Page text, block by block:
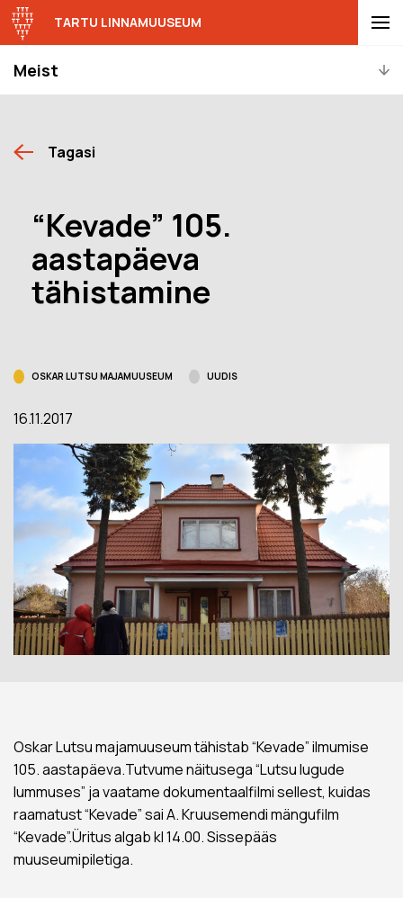
Meist
TARTU LINNAMUUSEUM
Tagasi
“Kevade” 105.
aastapäeva
tähistamine
OSKAR LUTSU MAJAMUUSEUM UUDIS
16.11.2017
Oskar Lutsu majamuuseum tähistab “Kevade” ilmumise
105. aastapäeva.Tutvume näitusega “Lutsu lugude
lummuses” ja vaatame dokumentaalfilmi sellest, kuidas
raamatust “Kevade” sai A. Kruusemendi mängufilm
“Kevade”.Üritus algab kl 14.00. Sissepääs
muuseumipiletiga.